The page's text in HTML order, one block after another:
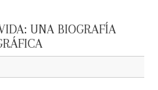
UNA BIOGRAFÍA